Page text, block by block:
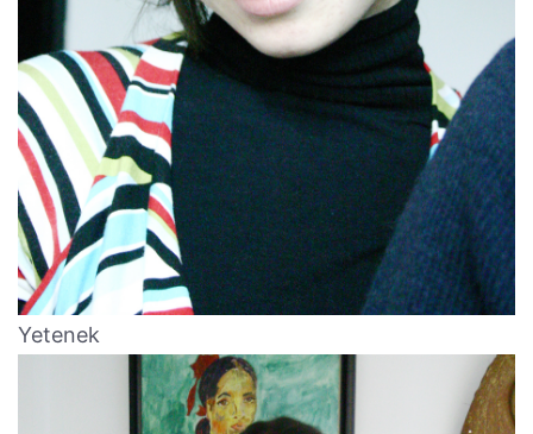
Yetenek